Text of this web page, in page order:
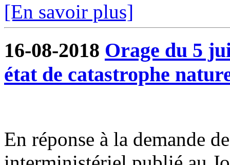
[En savoir plus]
16-08-2018 Orage du 5
état de catastrophe
En réponse à la demande